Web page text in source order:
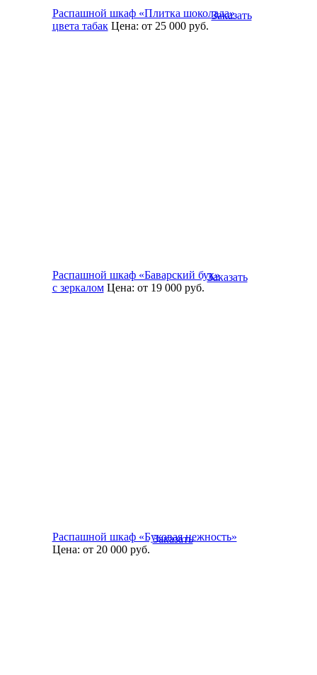
Распашной шкаф «Плитка шоколада»
цвета табак Цена: от 25 000руб.
Заказать
Распашной шкаф «Баварский бук»
с зеркалом Цена: от 19 000руб.
Заказать
Распашной шкаф «Буковая нежность»
Цена: от 20 000руб.
Заказать